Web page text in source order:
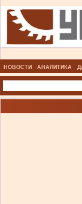
НОВОСТИ АНАЛИТИКА